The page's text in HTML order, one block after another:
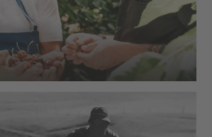
RESORTS & RETREATS